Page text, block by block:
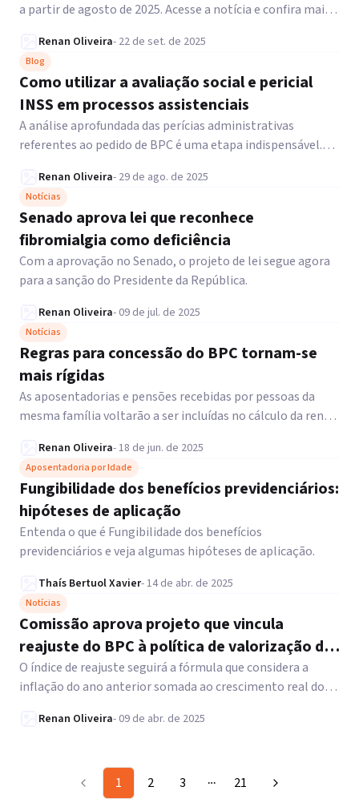
a partir de agosto de 2025. Acesse a notícia e confira mais
Renan Oliveira- 22 de set. de 2025
Blog
Como utilizar a avaliação social e pericial
INSS em processos assistenciais
A análise aprofundada das perícias administrativas
referentes ao pedido de BPC é uma etapa indispensável.
Renan Oliveira- 29 de ago. de 2025
Notícias
Senado aprova lei que reconhece
fibromialgia como deficiência
Com a aprovação no Senado, o projeto de lei segue agora
para a sanção do Presidente da República.
Renan Oliveira- 09 de jul. de 2025
Notícias
Regras para concessão do BPC tornam-se
mais rígidas
As aposentadorias e pensões recebidas por pessoas da
mesma família voltarão a ser incluídas no cálculo da renda
Renan Oliveira-18 de jun. de 2025
Aposentadoria por Idade
Fungibilidade dos benefícios previdenciários:
hipóteses de aplicação
Entenda o que é Fungibilidade dos benefícios
previdenciários e veja algumas hipóteses de aplicação.
Thaís Bertuol Xavier-14 de abr. de 2025
Notícias
Comissão aprova projeto que vincula
reajuste do BPC à política de valorização do
mínimo
O índice de reajuste seguirá a fórmula que considera a
inflação do ano anterior somada ao crescimento real do
Renan Oliveira- 09 de abr. de 2025
1 2 3 More pages
21